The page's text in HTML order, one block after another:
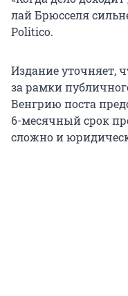
лай Брюсселя
Politico.
Издание уточняет,
за рамки
Венгрию поста
6-месячный срок
сложно и